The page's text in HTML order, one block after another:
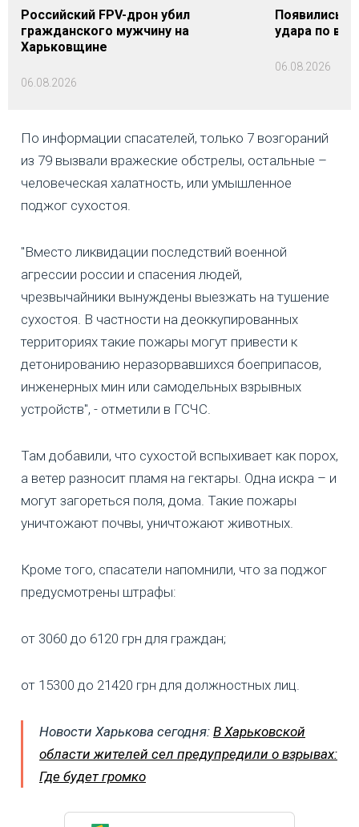
Российский FPV-дрон убил
гражданского мужчину на
Харьковщине
06.08.2026
Появились
удара по
06.08.2026
По информации спасателей, только 7 возгораний
из 79 вызвали вражеские обстрелы, остальные –
человеческая халатность, или умышленное
поджог сухостоя.
"Вместо ликвидации последствий военной
агрессии россии и спасения людей,
чрезвычайники вынуждены выезжать на тушение
сухостоя. В частности на деоккупированных
территориях такие пожары могут привести к
детонированию неразорвавшихся боеприпасов,
инженерных мин или самодельных взрывных
устройств", - отметили в ГСЧС.
Там добавили, что сухостой вспыхивает как порох,
а ветер разносит пламя на гектары. Одна искра – и
могут загореться поля, дома. Такие пожары
уничтожают почвы, уничтожают животных.
Кроме того, спасатели напомнили, что за поджог
предусмотрены штрафы:
от 3060 до 6120 грн для граждан;
от 15300 до 21420 грн для должностных лиц.
Новости Харькова сегодня: В Харьковской
области жителей сел предупредили о взрывах:
Где будет громко